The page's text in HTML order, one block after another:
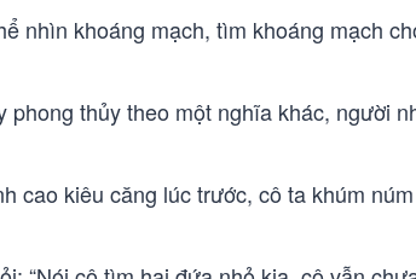
nhìn khoáng mạch, tìm khoáng mạch
thủy theo một nghĩa khác, người
cao kiêu căng lúc trước, cô ta khúm